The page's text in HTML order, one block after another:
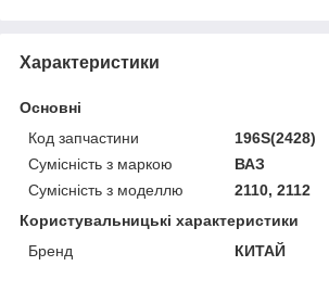
Характеристики
Основні
Код запчастини
196S(2428)
Сумісність з маркою
ВАЗ
Сумісність з моделлю
2110, 2112
Користувальницькі характеристики
Бренд
КИТАЙ